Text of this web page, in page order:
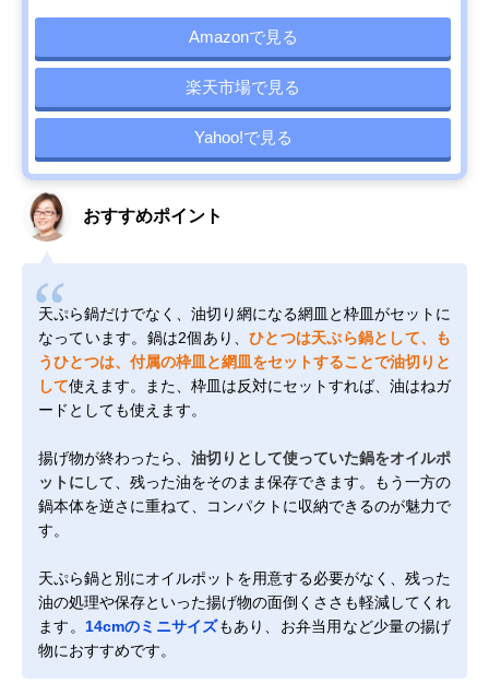
Amazonで見る
楽天市場で見る
Yahoo!で見る
おすすめポイント
天ぷら鍋だけでなく、油切り網になる網皿と枠皿がセットに
なっています。鍋は2個あり、ひとつは天ぷら鍋として、も
うひとつは、付属の枠皿と網皿をセットすることで油切りと
して使えます。また、枠皿は反対にセットすれば、油はねガ
ードとしても使えます。
揚げ物が終わったら、 油切りとして使っていた鍋をオイルポ
ットに して、残った油をそのまま保存できます。もう一方の
鍋本体を逆さに重ねて、コンパクトに収納できるのが魅力で
す。
天ぷら鍋と別にオイルポットを用意する必要がなく、残った
油の処理や保存といった揚げ物の面倒くささも軽減してくれ
ます。 14cmのミニサイズもあり、お弁当用など少量の揚げ
物におすすめです。